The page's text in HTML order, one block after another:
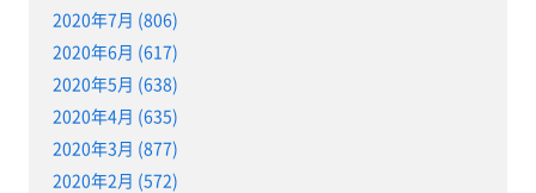
2020年7月 (806)
2020年6月 (617)
2020年5月 (638)
2020年4月 (635)
2020年3月 (877)
2020年2月 (572)